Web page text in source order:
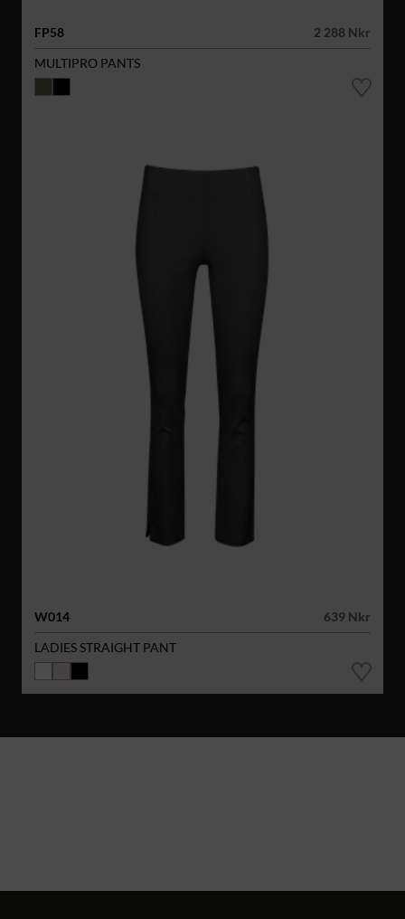
FP58
2 288 Nkr
MULTIPRO PANTS
W014
639 Nkr
LADIES STRAIGHT PANT